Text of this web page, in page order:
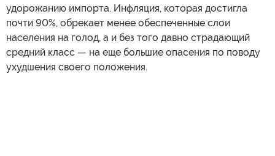
удорожанию импорта. Инфляция, которая достигла
почти 90%, обрекает менее обеспеченные слои
населения на голод, а и без того давно страдающий
средний класс — на еще большие опасения по поводу
ухудшения своего положения.